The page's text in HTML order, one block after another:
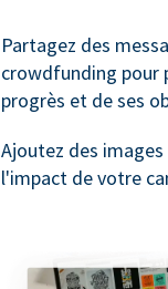
Partagez des
crowdfunding pour
progrès et de ses
Ajoutez des
l'impact de votre